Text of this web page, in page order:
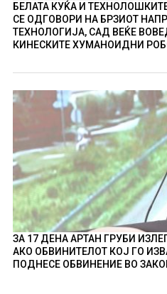
БЕЛАТА КУЌА И
СЕ ОДГОВОРИ НА БРЗИОТ
ТЕХНОЛОГИЈА, САД ВЕЌЕ
КИНЕСКИТЕ ХУМАНОИДНИ
ЗА 17 ДЕНА АРТАН ГРУБИ
АКО ОБВИНИТЕЛОТ КОЈ ГО
ПОДНЕСЕ ОБВИНЕНИЕ ВО